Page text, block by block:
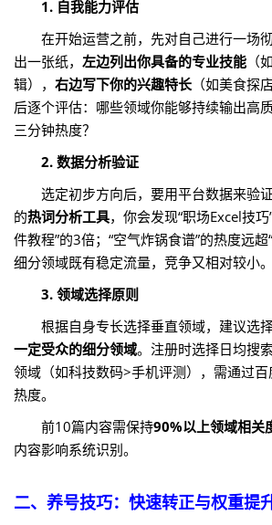
1. 自我能力评估
在开始运营之前，先对自己进行一场
出一张纸， 左边列出你具备的专业技能 （
辑）， 右边写下你的兴趣特长（如美食探
后逐个评估：哪些领域你能够持续输出高
三分钟热度？
2. 数据分析验证
选定初步方向后，要用平台数据来验
的热词分析工具，你会发现“职场Excel技
件教程”的3倍；“空气炸锅食谱”的热度远
细分领域既有稳定流量，竞争又相对较小。
3. 领域选择原则
根据自身专长选择垂直领域，建议选
一定受众的细分领域。注册时选择日均搜
领域（如科技数码>手机评测），需通过
热度。
前10篇内容需保持90%以上领域相关
内容影响系统识别。
二、养号技巧：快速转正与权重提